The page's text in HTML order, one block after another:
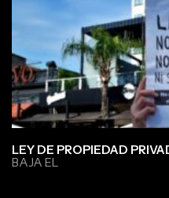
LEY DE PROPIEDAD
BAJA EL